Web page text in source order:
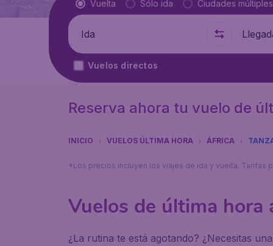
Tipo de vuelo
Vuelta Sólo ida Ciudades múltiples
Salida de A dónde
Vuelos directos
Reserva ahora tu vuelo de
INICIO VUELOS ÚLTIMA HORA ÁFRICA
*Los precios incluyen los viajes de ida y vuelta.
Vuelos de última hora
¿La rutina te está agotando? ¿Necesitas